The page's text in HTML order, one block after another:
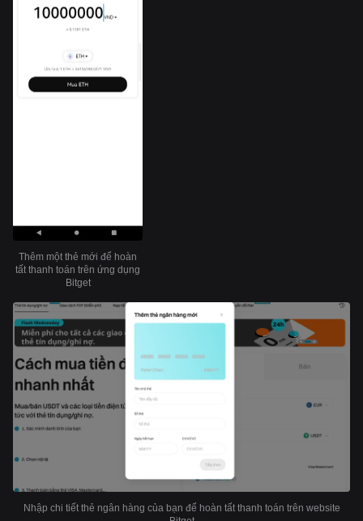
Thêm một thẻ mới để hoàn
tất thanh toán trên ứng dụng
Bitget
Nhập chi tiết thẻ ngân hàng của bạn để hoàn tất thanh toán trên website